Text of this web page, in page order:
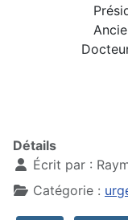
Détails
Écrit par :
Catégorie :